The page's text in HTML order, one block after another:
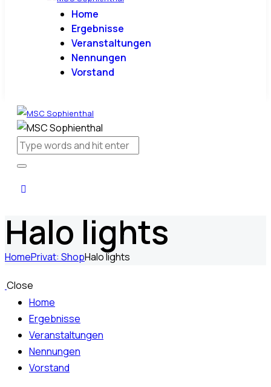
Home
Ergebnisse
Veranstaltungen
Nennungen
Vorstand
Halo lights
HomePrivat: ShopHalo lights
Close
Home
Ergebnisse
Veranstaltungen
Nennungen
Vorstand